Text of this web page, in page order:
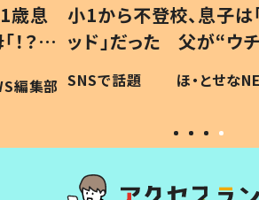
歳息
？」
編集部
小1から不登校、息子は
ッド」だった 父が“ウ
作り続ける理由とは #
#令和の子
SNSで話題 ほ・とせな